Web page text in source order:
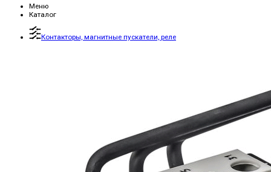
Меню
Каталог
Контакторы, магнитные пускатели, реле